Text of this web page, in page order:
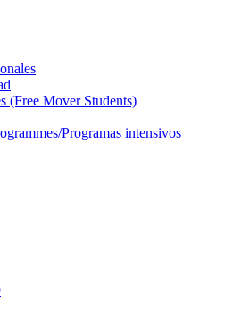
(Free Mover Students)
Programas intensivos